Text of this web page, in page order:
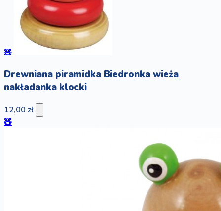
🧸
Drewniana piramidka Biedronka wieża
nakładanka klocki
12,00 zł
🧸